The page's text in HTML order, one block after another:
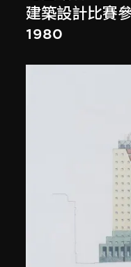
建築設計比賽
1980